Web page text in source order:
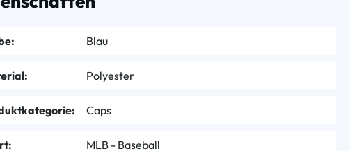
Blau
Polyester
Caps
MLB - Baseball